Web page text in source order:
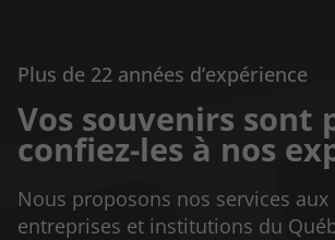
Plus de 22 années d’expérience
Vos souvenirs sont
confiez-les à nos
Nous proposons nos services
entreprises et institutions du